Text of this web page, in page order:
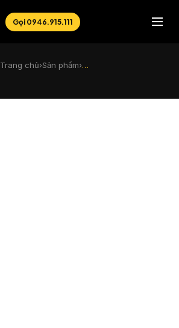
Gọi 0946.915.111
Trang chủ›Sản phẩm›…